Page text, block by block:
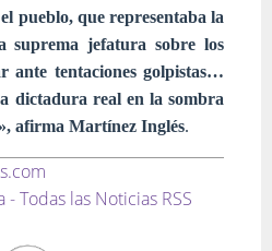
pueblo, que representaba la
suprema jefatura sobre los
ante tentaciones golpistas…
dictadura real en la sombra
afirma Martínez Inglés.
Todas las Noticias RSS